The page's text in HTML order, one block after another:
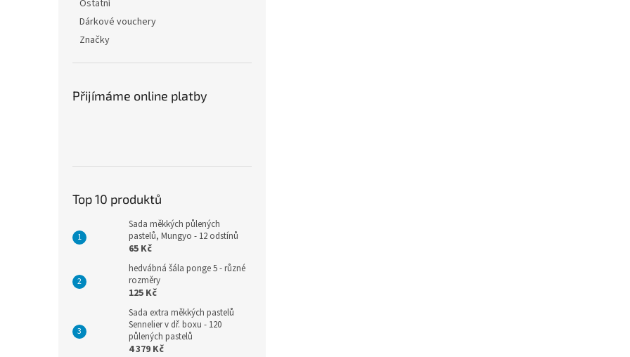
Ostatní
Dárkové vouchery
Značky
Přijímáme online platby
Top 10 produktů
Sada měkkých půlených
pastelů, Mungyo - 12 odstínů
65 Kč
hedvábná šála ponge 5 - různé
rozměry
125 Kč
Sada extra měkkých pastelů
Sennelier v dř. boxu - 120
půlených pastelů
4 379 Kč